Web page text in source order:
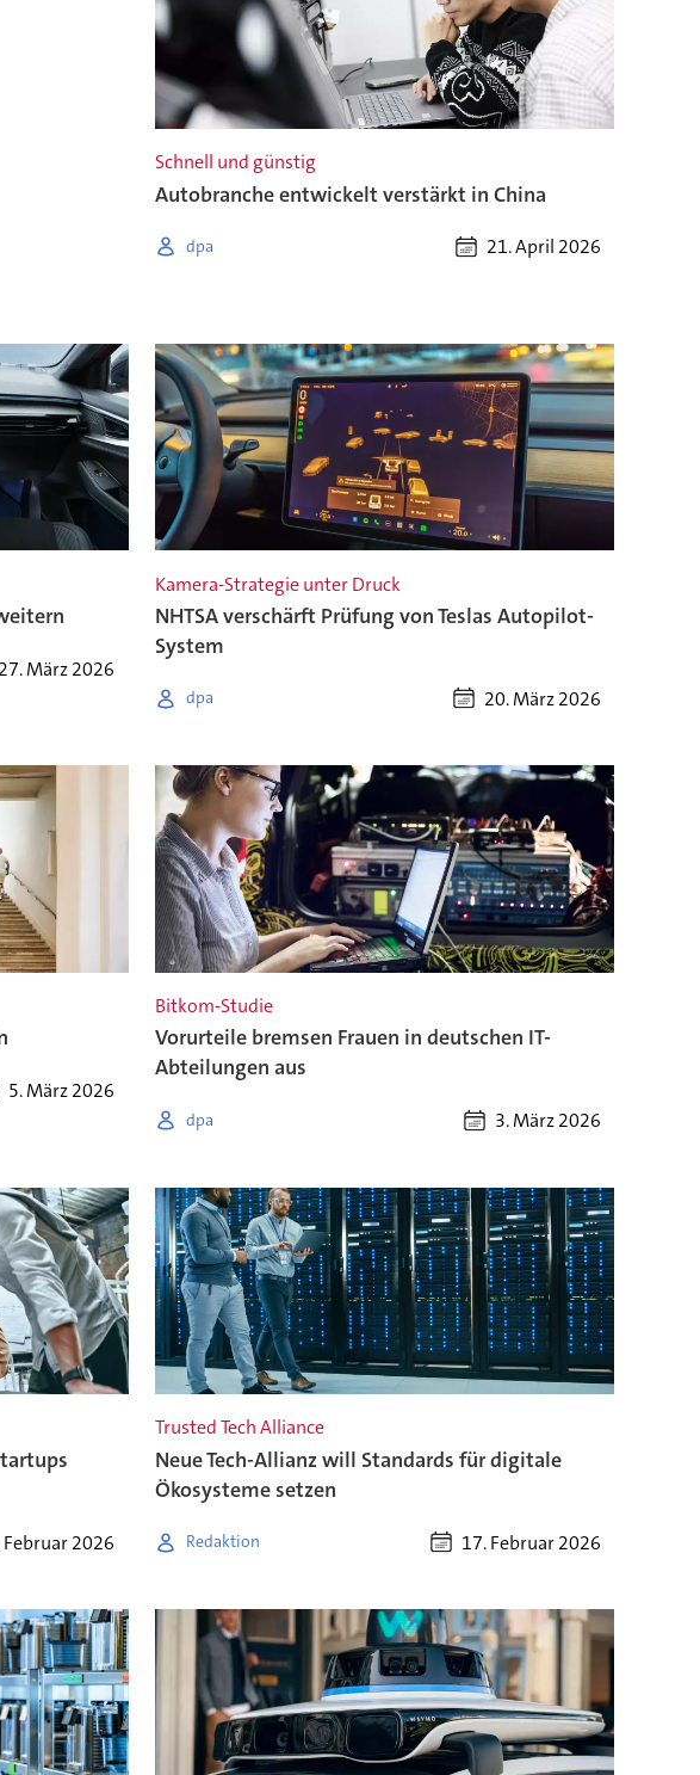
Schnell und günstig
Autobranche entwickelt verstärkt in China
dpa 21. April 2026
27. März 2026
Kamera-Strategie unter Druck
NHTSA verschärft Prüfung von Teslas Autopilot-
System
dpa 20. März 2026
5. März 2026
Bitkom-Studie
Vorurteile bremsen Frauen in deutschen IT-
Abteilungen aus
dpa 3. März 2026
Februar 2026
Trusted Tech Alliance
Neue Tech-Allianz will Standards für digitale
Ökosysteme setzen
Redaktion 17. Februar 2026